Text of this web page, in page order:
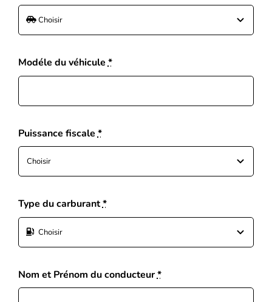
Modéle du véhicule*
Puissance fiscale*
Type du carburant*
Nom et Prénom du conducteur*